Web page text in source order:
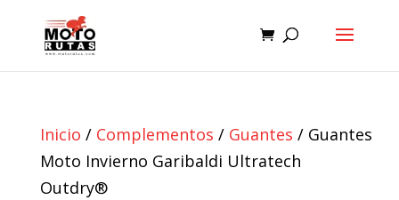
Inicio / Complementos / Guantes / Guantes
Moto Invierno Garibaldi Ultratech
Outdry®